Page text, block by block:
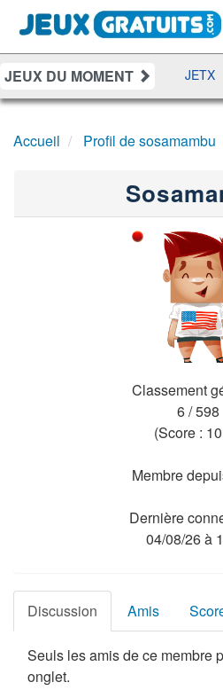
JEUX DU MOMENT
DAMES RAMI JETX
Accueil Profil de sosamambu
Classement
6 / 598
(Score :
Membre
Dernière
04/08/26 à
Discussion Amis
Seuls les amis de ce membre
onglet.